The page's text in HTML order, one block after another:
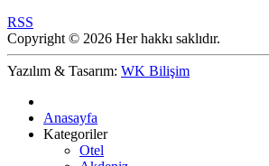
RSS
Copyright © 2026 Her hakkı saklıdır.
Yazılım & Tasarım: WK Bilişim
Anasayfa
Kategoriler
Otel